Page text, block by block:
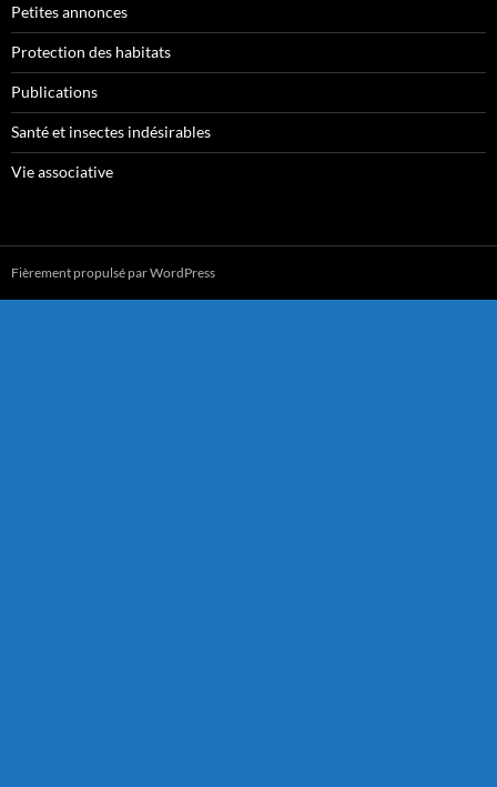
Petites annonces
Protection des habitats
Publications
Santé et insectes indésirables
Vie associative
Fièrement propulsé par WordPress